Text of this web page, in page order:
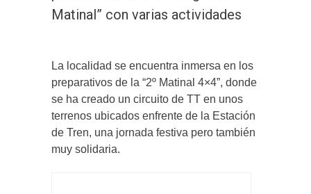
Matinal” con varias actividades
La localidad se encuentra inmersa en los
preparativos de la “2º Matinal 4×4”, donde
se ha creado un circuito de TT en unos
terrenos ubicados enfrente de la Estación
de Tren, una jornada festiva pero también
muy solidaria.